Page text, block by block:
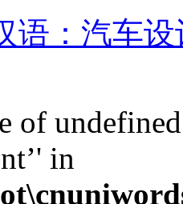
语：汽车
of
in